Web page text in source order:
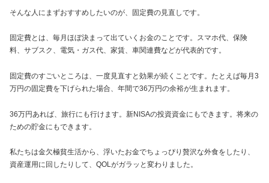
そんな人にまずおすすめしたいのが、固定費の見直しです。
固定費とは、毎月ほぼ決まって出ていくお金のことです。スマホ代、保険
料、サブスク、電気・ガス代、家賃、車関連費などが代表的です。
固定費のすごいところは、一度見直すと効果が続くことです。たとえば毎月3
万円の固定費を下げられた場合、年間で36万円の余裕が生まれます。
36万円あれば、旅行にも行けます。新NISAの投資資金にもできます。将来の
ための貯金にもできます。
私たちは金欠極貧生活から、浮いたお金でちょっぴり贅沢な外食をしたり、
資産運用に回したりして、QOLがガラッと変わりました。